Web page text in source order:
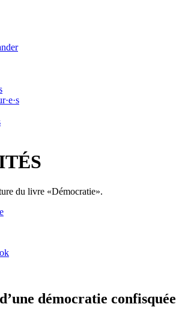
démocratie confisquée